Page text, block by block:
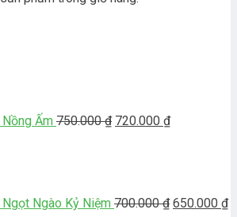
Nồng Ấm 750.000₫ 720.000 ₫
720.000 ₫.
Ngọt Ngào Kỷ Niệm 700.000₫ 650.000 ₫